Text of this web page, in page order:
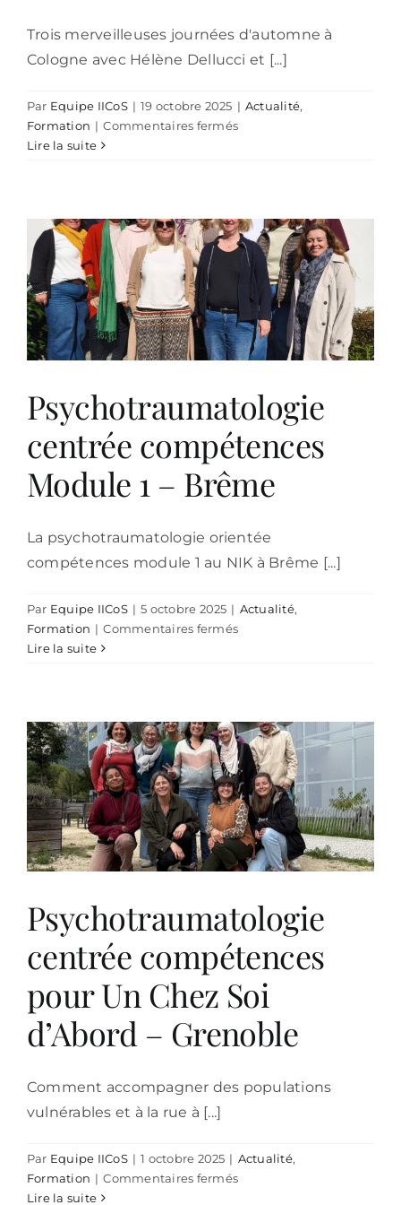
Trois merveilleuses journées d'automne à
Cologne avec Hélène Dellucci et [...]
Par Equipe IICoS | 19 octobre 2025 | Actualité,
Formation | Commentaires ferméssur
avec
Hélène
Dellucci
–
à
Cologne
Lire la suite
Psychotraumatologie
centrée compétences
Module 1 – Brême
La psychotraumatologie orientée
compétences module 1 au NIK à Brême [...]
Par Equipe IICoS | 5 octobre 2025 | Actualité,
Formation | Commentaires ferméssur
1
–
Brême
Lire la suite
Psychotraumatologie
centrée compétences
pour Un Chez Soi
d’Abord – Grenoble
Comment accompagner des populations
vulnérables et à la rue à [...]
Par Equipe IICoS | 1 octobre 2025 | Actualité,
Formation | Commentaires ferméssur
Lire la suite